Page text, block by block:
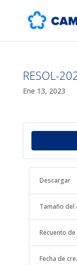
RESOL-
Ene 13, 2023
Descargar
Tamaño del
Recuento
Fecha de